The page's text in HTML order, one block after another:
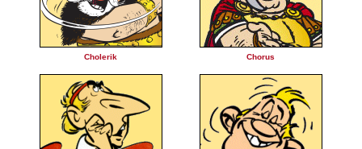
Cholerik Chorus